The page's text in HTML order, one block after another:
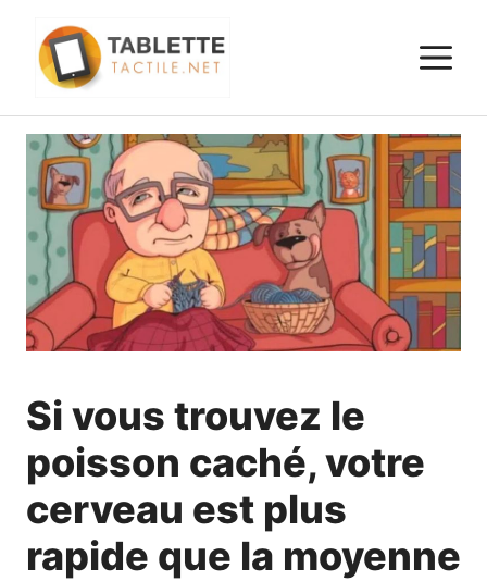
contenu
Si vous trouvez le
poisson caché, votre
cerveau est plus
rapide que la moyenne